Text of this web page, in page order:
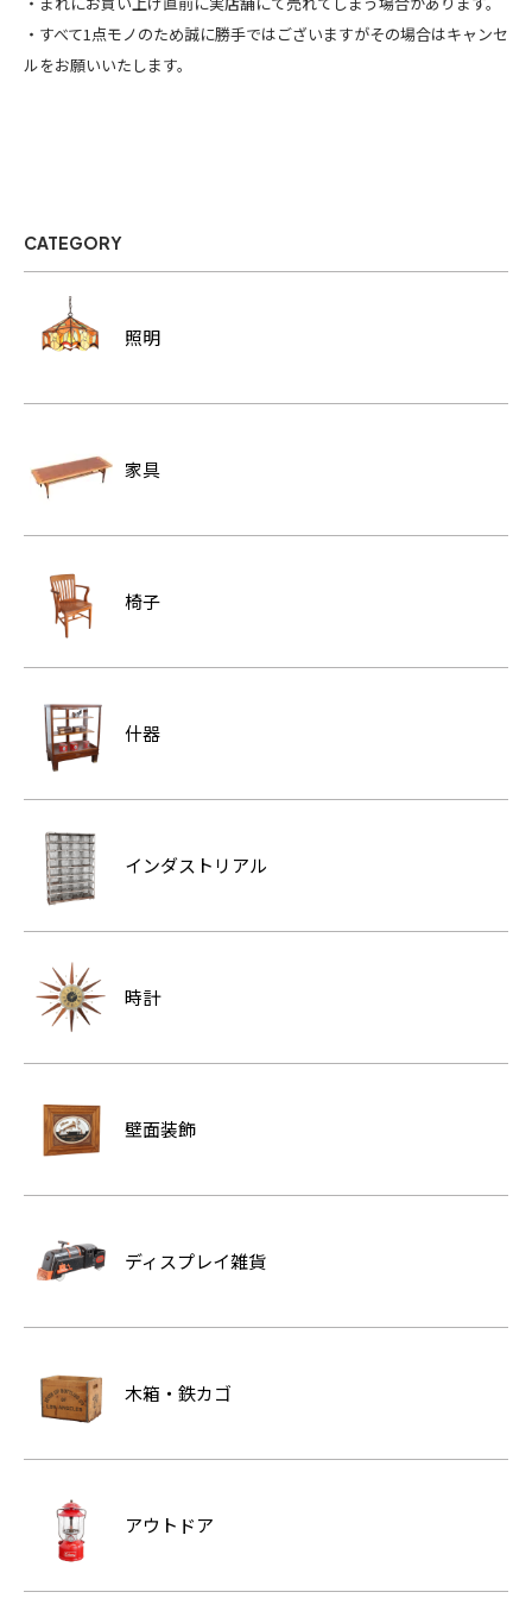
・すべて1点モノのため誠に勝手ではございますがその場合はキャンセ
ルをお願いいたします。
CATEGORY
照明
家具
椅子
什器
インダストリアル
時計
壁面装飾
ディスプレイ雑貨
木箱・鉄カゴ
アウトドア